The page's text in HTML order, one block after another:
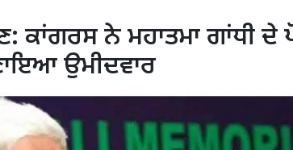
ਕਾਂਗਰਸ ਨੇ ਮਹਾਤਮਾ ਗਾਂਧੀ ਦੇ
ਉਮੀਦਵਾਰ